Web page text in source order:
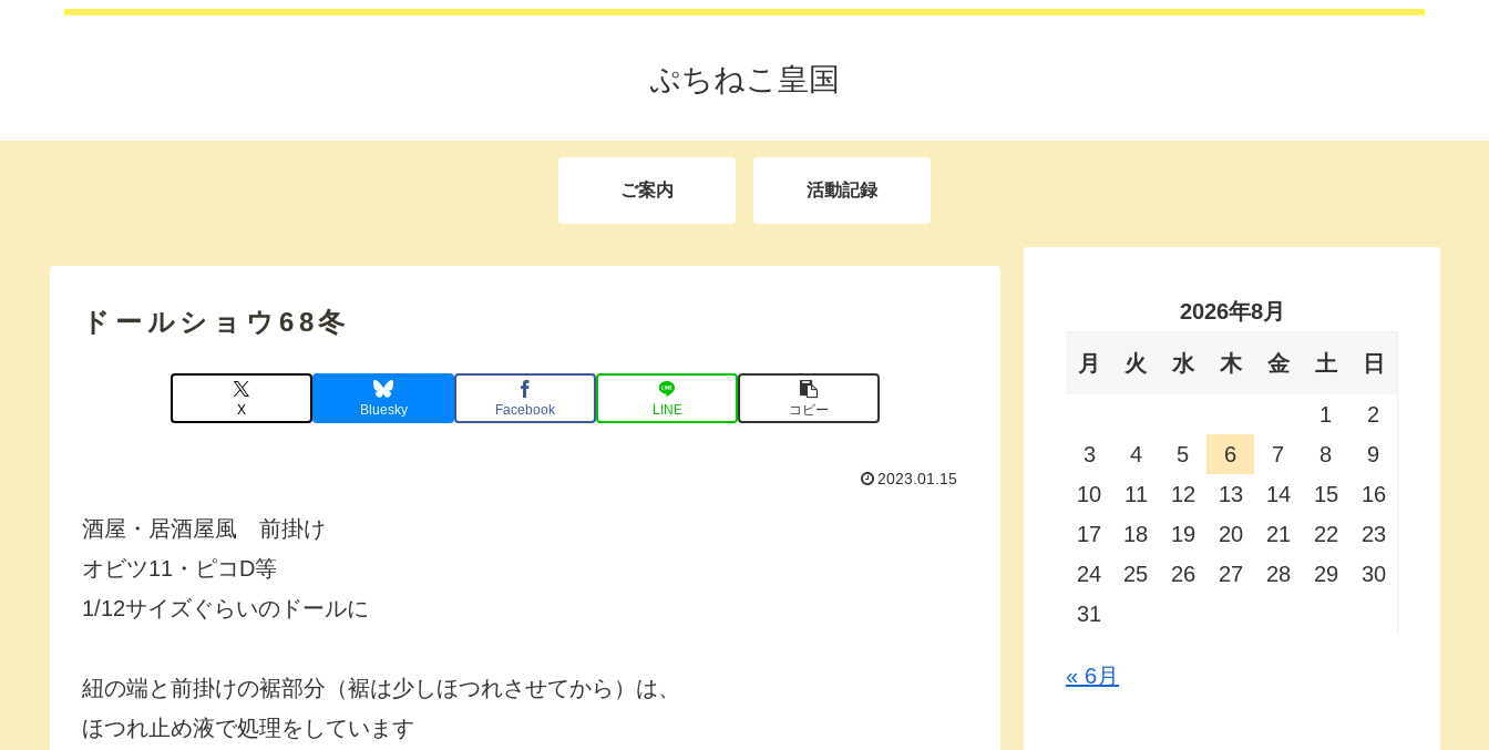
ぷちねこ皇国
ご案内 活動記録
ドールショウ68冬
X Bluesky Facebook LINE コピー
2023.01.15
酒屋・居酒屋風 前掛け
オビツ11・ピコD等
1/12サイズぐらいのドールに
紐の端と前掛けの裾部分（裾は少しほつれさせてから）は、
ほつれ止め液で処理をしています
2026年8月
月 火 水 木 金 土 日
1
2
3
4 5 6 7 8
9
10
11 12 13 14 15
16
17
18 19 20 21 22
23
24
25 26 27 28 29
30
31
« 6月